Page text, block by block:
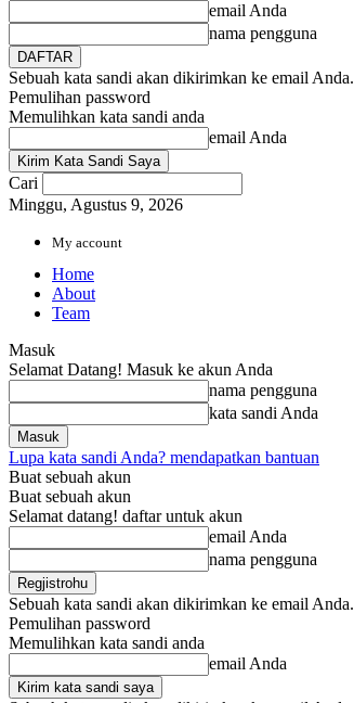
email Anda
nama pengguna
Sebuah kata sandi akan dikirimkan ke email Anda.
Pemulihan password
Memulihkan kata sandi anda
email Anda
Cari
Minggu, Agustus 9, 2026
My account
Home
About
Team
Masuk
Selamat Datang! Masuk ke akun Anda
nama pengguna
kata sandi Anda
Lupa kata sandi Anda? mendapatkan bantuan
Buat sebuah akun
Buat sebuah akun
Selamat datang! daftar untuk akun
email Anda
nama pengguna
Sebuah kata sandi akan dikirimkan ke email Anda.
Pemulihan password
Memulihkan kata sandi anda
email Anda